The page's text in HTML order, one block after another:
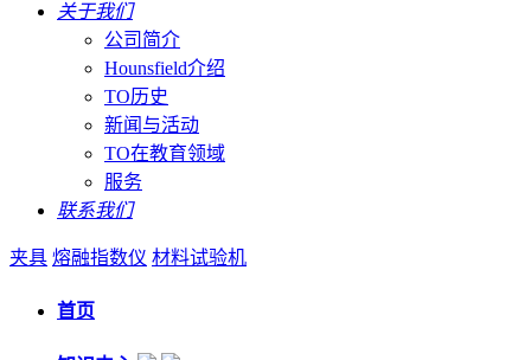
关于我们
公司简介
Hounsfield介绍
TO历史
新闻与活动
TO在教育领域
服务
联系我们
夹具 熔融指数仪 材料试验机
首页